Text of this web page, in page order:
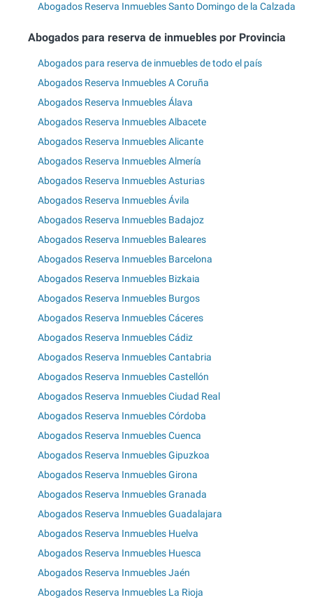
Abogados Reserva Inmuebles Santo Domingo de la Calzada
Abogados para reserva de inmuebles por Provincia
Abogados para reserva de inmuebles de todo el país
Abogados Reserva Inmuebles A Coruña
Abogados Reserva Inmuebles Álava
Abogados Reserva Inmuebles Albacete
Abogados Reserva Inmuebles Alicante
Abogados Reserva Inmuebles Almería
Abogados Reserva Inmuebles Asturias
Abogados Reserva Inmuebles Ávila
Abogados Reserva Inmuebles Badajoz
Abogados Reserva Inmuebles Baleares
Abogados Reserva Inmuebles Barcelona
Abogados Reserva Inmuebles Bizkaia
Abogados Reserva Inmuebles Burgos
Abogados Reserva Inmuebles Cáceres
Abogados Reserva Inmuebles Cádiz
Abogados Reserva Inmuebles Cantabria
Abogados Reserva Inmuebles Castellón
Abogados Reserva Inmuebles Ciudad Real
Abogados Reserva Inmuebles Córdoba
Abogados Reserva Inmuebles Cuenca
Abogados Reserva Inmuebles Gipuzkoa
Abogados Reserva Inmuebles Girona
Abogados Reserva Inmuebles Granada
Abogados Reserva Inmuebles Guadalajara
Abogados Reserva Inmuebles Huelva
Abogados Reserva Inmuebles Huesca
Abogados Reserva Inmuebles Jaén
Abogados Reserva Inmuebles La Rioja